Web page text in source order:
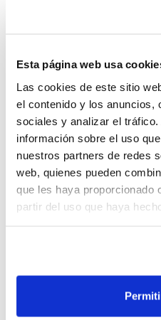
Esta página web usa
Las cookies de este sitio
el contenido y los anuncios,
sociales y analizar el
información sobre el uso
nuestros partners de redes
web, quienes pueden
que les haya proporcionado
partir del uso que haya
d'Esports, ha afirmat
molt important
finals perquè
nosaltres”. També
uns grans partits
qualitat” . José
ha mostrat també la
referent del
Valenciana”